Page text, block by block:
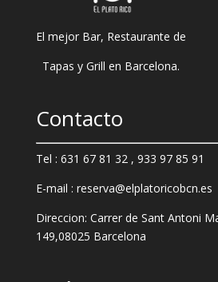
El mejor Bar, Restaurante de
Tapas y Grill en Barcelona.
Contacto
Tel : 631 67 81 32 , 933 97 85 91
E-mail : reserva@elplatoricobcn.es
Direccion: Carrer de Sant Antoni
149,08025 Barcelona